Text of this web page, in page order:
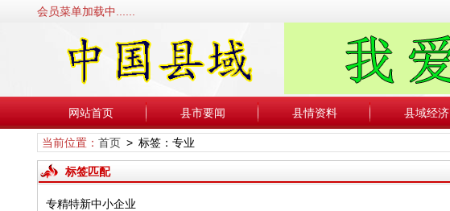
会员菜单加载中......
网站首页 县市要闻 县情资料 县域经济
当前位置： 首页> 标签：专业
标签匹配
专精特新中小企业